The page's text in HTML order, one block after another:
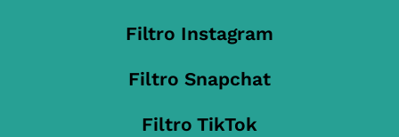
Filtro Instagram
Filtro Snapchat
Filtro TikTok